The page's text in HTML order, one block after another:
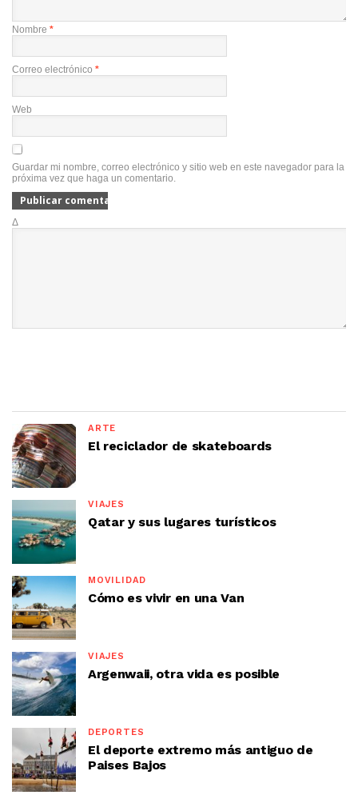
Nombre *
Correo electrónico *
Web
Guardar mi nombre, correo electrónico y sitio web en este navegador para la
próxima vez que haga un comentario.
Δ
ARTE
El reciclador de skateboards
VIAJES
Qatar y sus lugares turísticos
MOVILIDAD
Cómo es vivir en una Van
VIAJES
Argenwaii, otra vida es posible
DEPORTES
El deporte extremo más antiguo de
Paises Bajos